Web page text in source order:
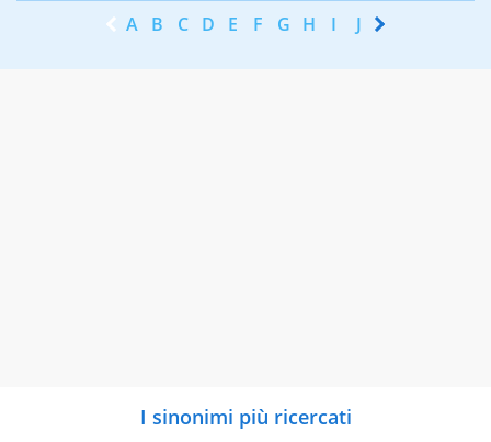
A B C D E F G H I J K
I sinonimi più ricercati